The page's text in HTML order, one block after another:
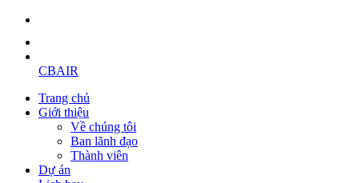
CBAIR
Trang chủ
Giới thiệu
Về chúng tôi
Ban lãnh đạo
Thành viên
Dự án